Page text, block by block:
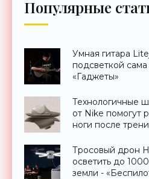
Популярные
Умная гитара
подсветкой сама
«Гаджеты»
Технологичные
от Nike помогут
ноги после
Тросовый дрон
осветить до
земли -